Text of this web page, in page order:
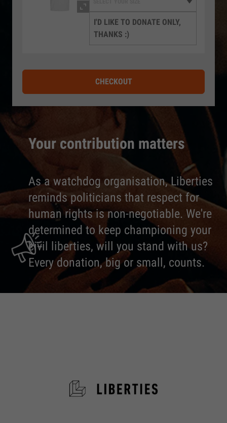
Your contribution matters
As a watchdog organisation, Liberties
reminds politicians that respect for
human rights is non-negotiable. We're
determined to keep championing your
civil liberties, will you stand with us?
Every donation, big or small, counts.
I'D LIKE TO DONATE ONLY,
THANKS :)
CHECKOUT